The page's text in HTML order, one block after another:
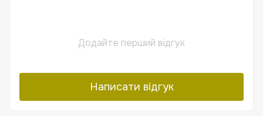
Додайте перший відгук
Написати відгук